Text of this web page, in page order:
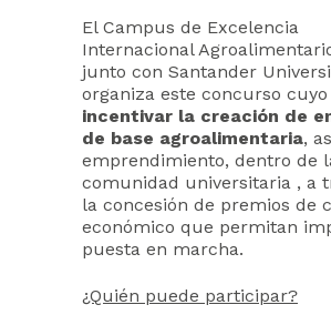
El Campus de Excelencia
Internacional
junto con Santander
organiza este concurso
incentivar la creación de
de base agroalimentaria,
emprendimiento, dentro de
comunidad universitaria , a
la concesión de premios de
económico que permitan
puesta en marcha.
¿Quién puede participar?